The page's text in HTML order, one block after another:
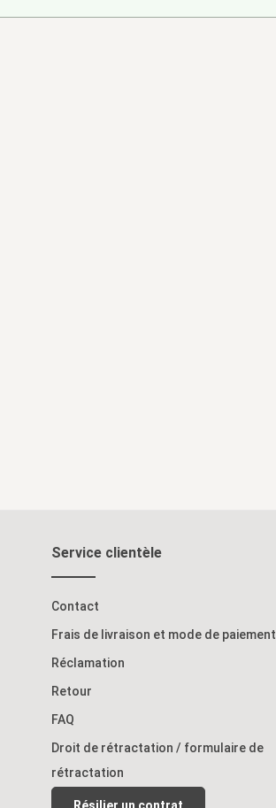
Service clientèle
Contact
Frais de livraison et mode de paiement
Réclamation
Retour
FAQ
Droit de rétractation / formulaire de
rétractation